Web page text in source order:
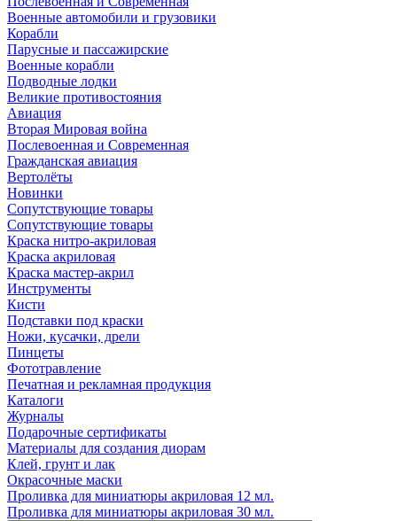
Военные автомобили и грузовики
Корабли
Парусные и пассажирские
Военные корабли
Подводные лодки
Великие противостояния
Авиация
Вторая Мировая война
Послевоенная и Современная
Гражданская авиация
Вертолёты
Новинки
Сопутствующие товары
Сопутствующие товары
Краска нитро-акриловая
Краска акриловая
Краска мастер-акрил
Инструменты
Кисти
Подставки под краски
Ножи, кусачки, дрели
Пинцеты
Фототравление
Печатная и рекламная продукция
Каталоги
Журналы
Подарочные сертификаты
Материалы для создания диорам
Клей, грунт и лак
Окрасочные маски
Проливка для миниатюры акриловая 12 мл.
Проливка для миниатюры акриловая 30 мл.